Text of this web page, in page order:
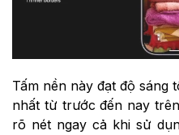
Tấm nền này đạt độ sáng
nhất từ trước đến nay
rõ nét ngay cả khi sử